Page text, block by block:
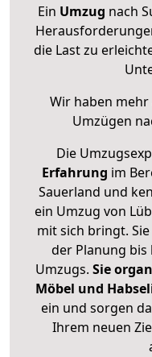
Ein Umzug nach
die Last zu
Wir haben mehr
Umzügen
Die
Erfahrung im
Sauerland und
ein Umzug von
mit sich bringt.
der Planung
Umzugs. Sie
Möbel und
ein und sorgen
Ihrem neuen